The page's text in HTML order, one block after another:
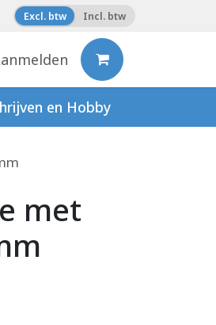
Excl. btw Incl. btw
en Hobby
met